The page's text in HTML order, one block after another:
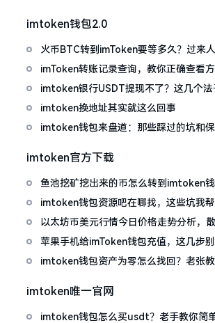
imtoken钱包2.0
火币BTC转到imToken要等多久？过来人
情况
imToken转账记录查询，教你正确查看
imtoken银行USDT提现不了？这几个法
搞定
imtoken换地址其实就这么回事
imtoken钱包来盘道：那些踩过的坑和
imtoken官方下载
鱼池挖矿挖出来的币怎么转到imtoken钱
imtoken钱包资源吧在哪找，这些坑我
以太坊币美元行情今日价格走势分析，散
免追涨杀跌被套牢
苹果手机给imToken钱包充值，这几步
imtoken钱包资产为零怎么找回？老张
imtoken唯一官网
imtoken钱包怎么买usdt？老手教你简